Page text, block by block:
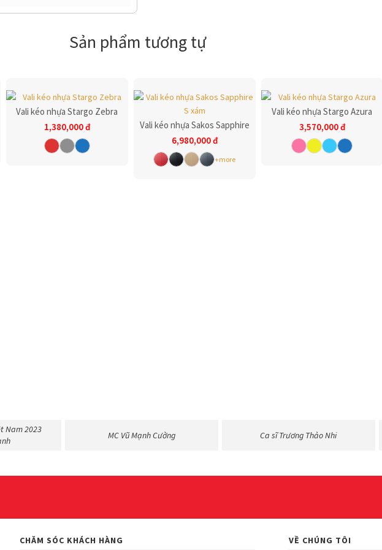
ra thấy ưng bụng liền. Mới kéo
5 saoo lun
Sản phẩm tương tự
Vali kéo nhựa Stargo Zebra
1,380,000đ
Vali kéo nhựa Sakos Sapphire
6,980,000đ
+more
Vali kéo nhựa Stargo Azura
3,570,000đ
Nam 2023
MC Vũ Mạnh Cường Ca sĩ Trương Thảo Nhi
CHĂM SÓC KHÁCH HÀNG VỀ CHÚNG TÔI